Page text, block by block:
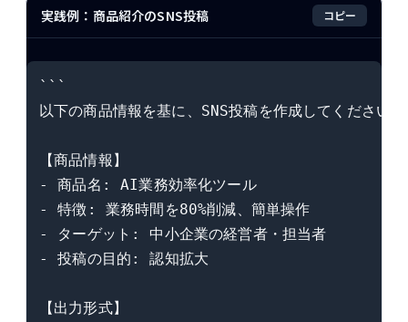
実践例：商品紹介のSNS投稿 コピー
```
以下の商品情報を基に、SNS投稿を作成してください。
【商品情報】
- 商品名: AI業務効率化ツール
- 特徴: 業務時間を80%削減、簡単操作
- ターゲット: 中小企業の経営者・担当者
- 投稿の目的: 認知拡大
【出力形式】